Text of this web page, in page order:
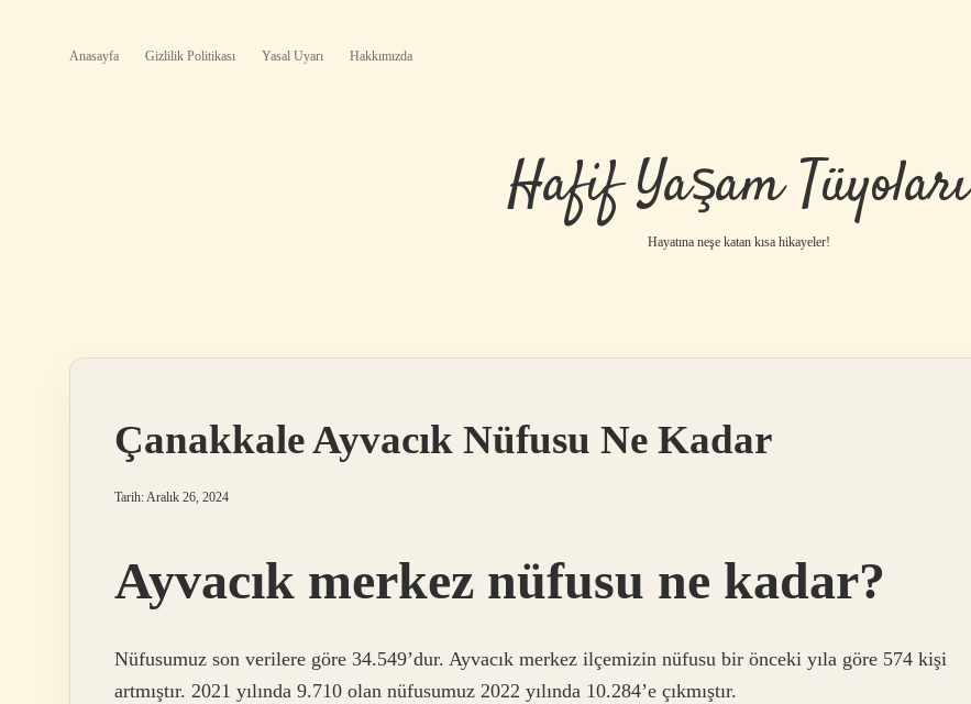
Anasayfa Gizlilik Politikası Yasal Uyarı Hakkımızda
Hafif Yaşam Tüyoları
Hayatına neşe katan kısa hikayeler!
Çanakkale Ayvacık Nüfusu Ne Kadar
Tarih: Aralık 26, 2024
Ayvacık merkez nüfusu ne kadar?
Nüfusumuz son verilere göre 34.549’dur. Ayvacık merkez ilçemizin nüfusu bir önceki yıla göre 574 kişi
artmıştır. 2021 yılında 9.710 olan nüfusumuz 2022 yılında 10.284’e çıkmıştır.